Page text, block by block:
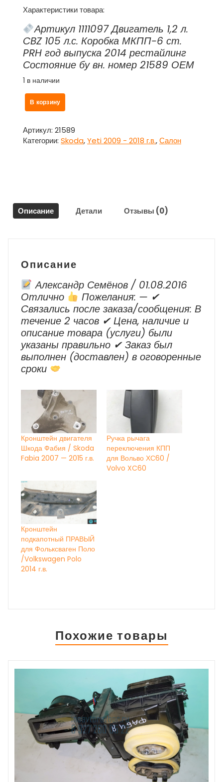
Характеристики товара:
Артикул 1111097 Двигатель 1,2 л.
CBZ 105 л.с. Коробка МКПП-6 ст.
PRH год выпуска 2014 рестайлинг
Состояние бу вн. номер 21589 ОЕМ
1 в наличии
Количество
товара
внутренняя
торпедо
Yeti
В корзину
Артикул: 21589
Категории: Skoda,Yeti 2009 - 2018 г.в.,Салон
Описание Детали Отзывы (0)
Описание
Александр Семёнов / 01.08.2016
Отлично
Пожелания: — ✔
Cвязались после заказа/сообщения: В
течение 2 часов ✔ Цена, наличие и
описание товара (услуги) были
указаны правильно ✔ Заказ был
выполнен (доставлен) в оговоренные
сроки
Кронштейн двигателя
Шкода Фабия / Skoda
Fabia 2007 — 2015 г.в.
Ручка рычага
переключения КПП
для Вольво ХС60 /
Volvo XC60
Кронштейн
подкапотный ПРАВЫЙ
для Фольксваген Поло
/Volkswagen Polo
2014 г.в.
Похожие товары